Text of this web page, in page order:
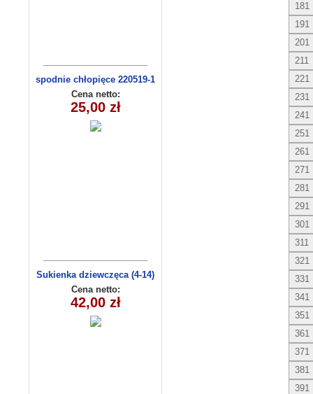
spodnie chłopięce 220519-1
(1-6) 5szt
Cena netto:
25,00 zł
Sukienka dziewczęca (4-14)
C3009
Cena netto:
42,00 zł
181
191
201
211
221
231
241
251
261
271
281
291
301
311
321
331
341
351
361
371
381
391